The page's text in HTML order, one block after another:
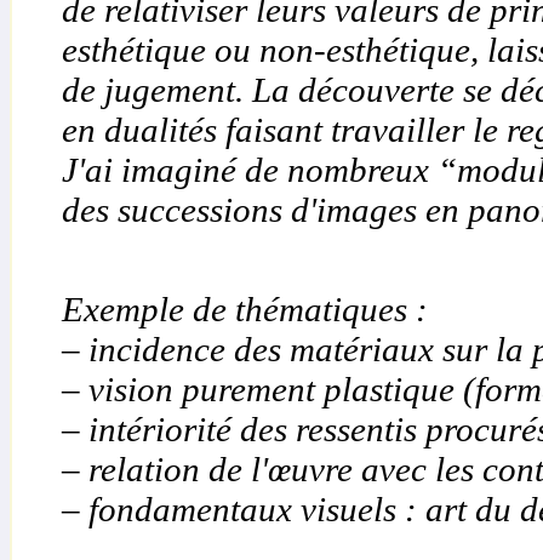
de relativiser leurs valeurs de
esthétique ou non-esthétique,
de jugement. La découverte se
en dualités faisant travailler le
J'ai imaginé de nombreux
des successions d'images en
Exemple de thématiques :
– incidence des matériaux sur la
– vision purement plastique
– intériorité des ressentis
– relation de l'œuvre avec les
– fondamentaux visuels : art du